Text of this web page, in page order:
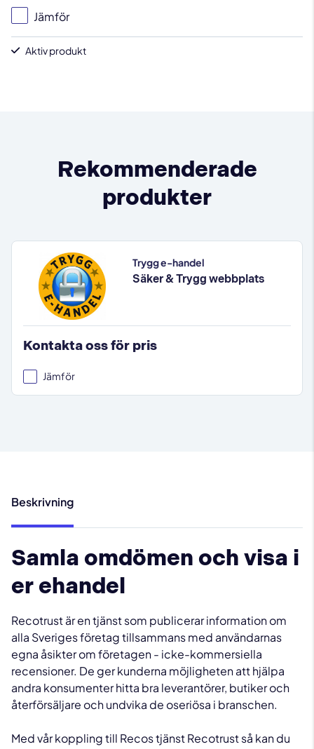
Jämför
Aktiv produkt
Rekommenderade
produkter
Trygg e-handel
Säker & Trygg webbplats
Kontakta oss för pris
Jämför
Beskrivning
Samla omdömen och visa i
er ehandel
Recotrust är en tjänst som publicerar information om
alla Sveriges företag tillsammans med användarnas
egna åsikter om företagen - icke-kommersiella
recensioner. De ger kunderna möjligheten att hjälpa
andra konsumenter hitta bra leverantörer, butiker och
återförsäljare och undvika de oseriösa i branschen.
Med vår koppling till Recos tjänst Recotrust så kan du